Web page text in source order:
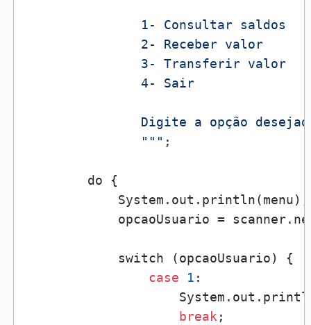
               1- Consultar saldos
               2- Receber valor
               3- Transferir valor
               4- Sair
Digite a opção
               """
;
        do {
            System.out.println(menu);
opcaoUsuario =
            switch (opcaoUsuario) {
case
1 :
break ;